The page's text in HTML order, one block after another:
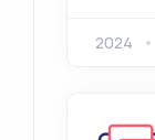
2024